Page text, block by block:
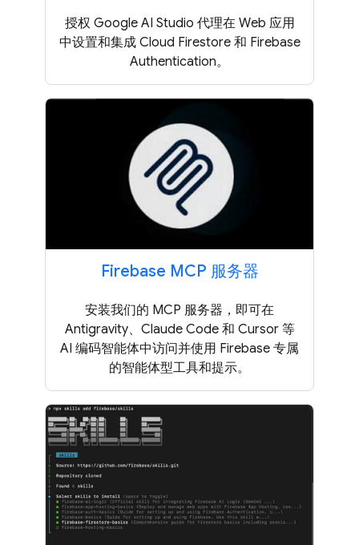
授权 Google AI Studio 代理在 Web 应用
中设置和集成 Cloud Firestore 和 Firebase
Authentication。
Firebase MCP 服务器
安装我们的 MCP 服务器，即可在
Antigravity、Claude Code 和 Cursor 等
AI 编码智能体中访问并使用 Firebase 专属
的智能体型工具和提示。